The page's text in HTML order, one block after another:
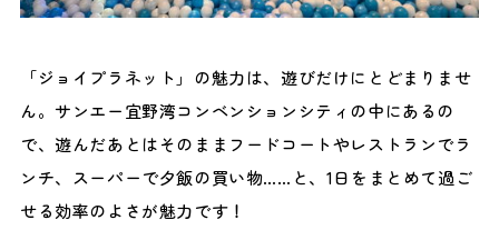
「ジョイプラネット」の魅力は、遊びだけにとどまりませ
ん。サンエー宜野湾コンベンションシティの中にあるの
で、遊んだあとはそのままフードコートやレストランでラ
ンチ、スーパーで夕飯の買い物……と、1日をまとめて過ご
せる効率のよさが魅力です！